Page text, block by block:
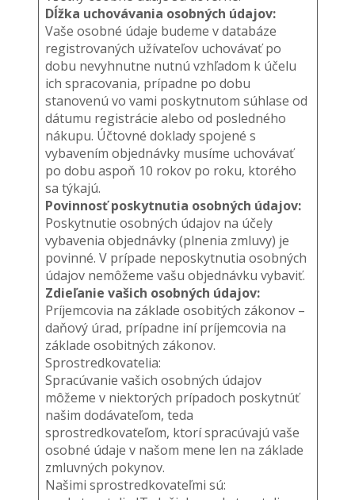
Dĺžka uchovávania osobných údajov:
Vaše osobné údaje budeme v databáze
registrovaných užívateľov uchovávať po
dobu nevyhnutne nutnú vzhľadom k účelu
ich spracovania, prípadne po dobu
stanovenú vo vami poskytnutom súhlase od
dátumu registrácie alebo od posledného
nákupu. Účtovné doklady spojené s
vybavením objednávky musíme uchovávať
po dobu aspoň 10 rokov po roku, ktorého
sa týkajú.
Povinnosť poskytnutia osobných údajov:
Poskytnutie osobných údajov na účely
vybavenia objednávky (plnenia zmluvy) je
povinné. V prípade neposkytnutia osobných
údajov nemôžeme vašu objednávku vybaviť.
Zdieľanie vašich osobných údajov:
Príjemcovia na základe osobitých zákonov –
daňový úrad, prípadne iní príjemcovia na
základe osobitných zákonov.
Sprostredkovatelia:
Spracúvanie vašich osobných údajov
môžeme v niektorých prípadoch poskytnúť
našim dodávateľom, teda
sprostredkovateľom, ktorí spracúvajú vaše
osobné údaje v našom mene len na základe
zmluvných pokynov.
Našimi sprostredkovateľmi sú: